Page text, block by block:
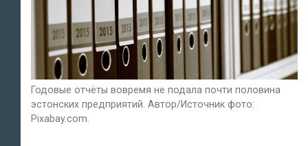
Годовые отчёты вовремя не подала почти половина
эстонских предприятий. Автор/Источник фото:
Pixabay.com.